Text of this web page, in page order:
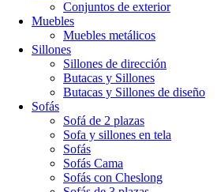
Conjuntos de exterior
Muebles
Muebles metálicos
Sillones
Sillones de dirección
Butacas y Sillones
Butacas y Sillones de diseño
Sofás
Sofá de 2 plazas
Sofa y sillones en tela
Sofás
Sofás Cama
Sofás con Cheslong